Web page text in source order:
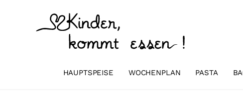
HAUPTSPEISE WOCHENPLAN PASTA